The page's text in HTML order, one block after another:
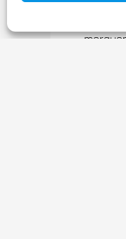
Pour
phase